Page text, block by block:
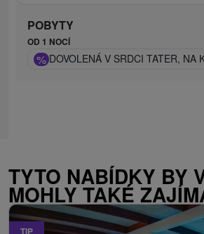
POBYTY
OD 1 NOCÍ
% DOVOLENÁ V SRDCI TATER,
TYTO NABÍDKY BY
MOHLY TAKÉ
TIP